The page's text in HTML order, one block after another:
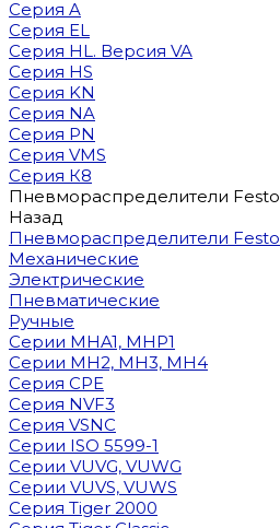
Серия A
Серия EL
Серия HL. Версия VA
Серия HS
Серия KN
Серия NA
Серия PN
Серия VMS
Серия К8
Пневмораспределители Festo
Назад
Пневмораспределители Festo
Механические
Электрические
Пневматические
Ручные
Cерии MHA1, MHP1
Cерии MH2, MH3, MH4
Cерия CPE
Серия NVF3
Серия VSNC
Серии ISO 5599-1
Серии VUVG, VUWG
Серии VUVS, VUWS
Серия Tiger 2000